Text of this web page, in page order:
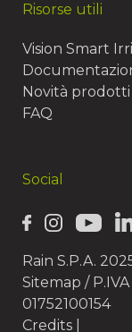
Risorse utili
Vision Smart
Novità prodotti
FAQ
Social
Rain S.P.A.
Sitemap /
01752100154
Credits